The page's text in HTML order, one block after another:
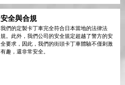
安全與合規
我們的定製卡丁車完全符合日本當地的法律法
規。此外，我們公司的安全規定超越了警方的安
全要求，因此，我們的街頭卡丁車體驗不僅刺激
有趣，還非常安全。